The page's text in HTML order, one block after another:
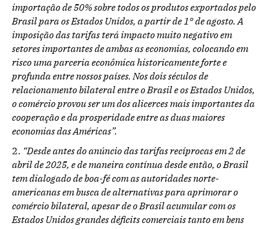
importação de 50% sobre todos os produtos exportados pelo
Brasil para os Estados Unidos, a partir de 1° de agosto. A
imposição das tarifas terá impacto muito negativo em
setores importantes de ambas as economias, colocando em
risco uma parceria econômica historicamente forte e
profunda entre nossos países. Nos dois séculos de
relacionamento bilateral entre o Brasil e os Estados Unidos,
o comércio provou ser um dos alicerces mais importantes da
cooperação e da prosperidade entre as duas maiores
economias das Américas”.
“Desde antes do anúncio das tarifas recíprocas em 2 de
abril de 2025, e de maneira contínua desde então, o Brasil
tem dialogado de boa-fé com as autoridades norte-
americanas em busca de alternativas para aprimorar o
comércio bilateral, apesar de o Brasil acumular com os
Estados Unidos grandes déficits comerciais tanto em bens